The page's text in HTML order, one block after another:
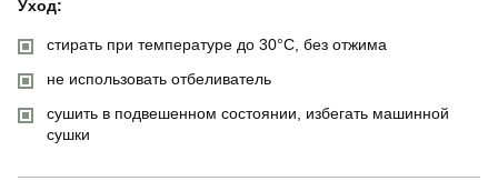
Уход:
стирать при температуре до 30°C, без отжима
не использовать отбеливатель
сушить в подвешенном состоянии, избегать машинной
сушки